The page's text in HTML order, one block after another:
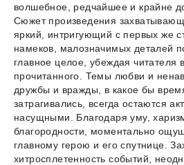
волшебное, редчайшее и крайне
Сюжет произведения
яркий, интригующий с первых же
намеков, малозначимых деталей
главное целое, убеждая читателя
прочитанного. Темы любви и
дружбы и вражды, в какое бы
затрагивались, всегда остаются
насущными. Благодаря уму,
благородности, моментально
главному герою и его спутнице.
хитросплетенность событий,